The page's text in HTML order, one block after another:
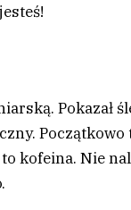
Pokazał
kofeina. Nie